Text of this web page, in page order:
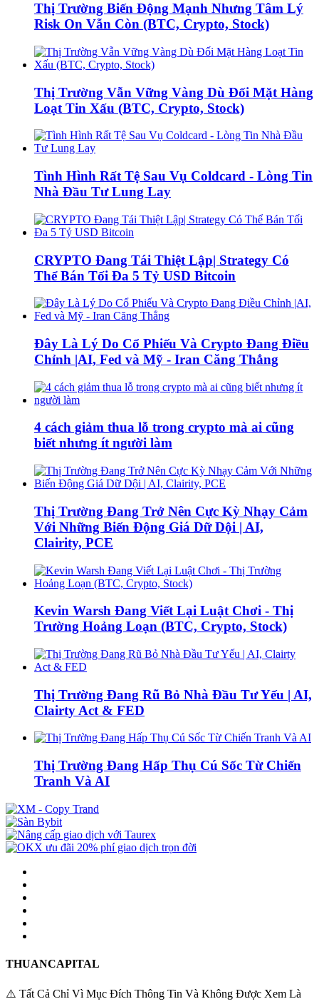
Thị Trường Biến Động Mạnh Nhưng Tâm Lý
Risk On Vẫn Còn (BTC, Crypto, Stock)
Thị Trường Vẫn Vững Vàng Dù Đối Mặt Hàng
Loạt Tin Xấu (BTC, Crypto, Stock)
Tình Hình Rất Tệ Sau Vụ Coldcard - Lòng Tin
Nhà Đầu Tư Lung Lay
CRYPTO Đang Tái Thiệt Lập| Strategy Có
Thể Bán Tối Đa 5 Tỷ USD Bitcoin
Đây Là Lý Do Cổ Phiếu Và Crypto Đang Điều
Chỉnh |AI, Fed và Mỹ - Iran Căng Thẳng
4 cách giảm thua lỗ trong crypto mà ai cũng
biết nhưng ít người làm
Thị Trường Đang Trở Nên Cực Kỳ Nhạy Cảm
Với Những Biến Động Giá Dữ Dội | AI,
Clairity, PCE
Kevin Warsh Đang Viết Lại Luật Chơi - Thị
Trường Hoảng Loạn (BTC, Crypto, Stock)
Thị Trường Đang Rũ Bỏ Nhà Đầu Tư Yếu | AI,
Clairty Act & FED
Thị Trường Đang Hấp Thụ Cú Sốc Từ Chiến
Tranh Và AI
THUANCAPITAL
⚠️ Tất Cả Chỉ Vì Mục Đích Thông Tin Và Không Được Xem Là